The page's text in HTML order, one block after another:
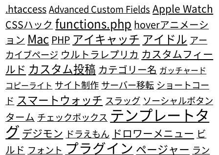
.htaccess Advanced Custom Fields Apple Watch
CSSハック functions.php hoverアニメーシ
ョン Mac PHP アイキャッチ アイドル アー
カイブページ ウルトラレプリカ カスタムフィー
ルド カスタム投稿 カテゴリー名 ガッチャード
コピーライト サイト制作 サーバー移転 ショートコー
ド スマートウォッチ スラッグ ソーシャルボタン
ターム チェックボックス テンプレートタ
グ デジモン ドラえもん ドロワーメニュー ビ
ルド フォント プラグイン ページャー ラン